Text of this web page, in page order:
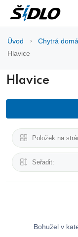
Úvod Chytrá
Hlavice
Hlavice
Položek na
Seřadit:
Bohužel v